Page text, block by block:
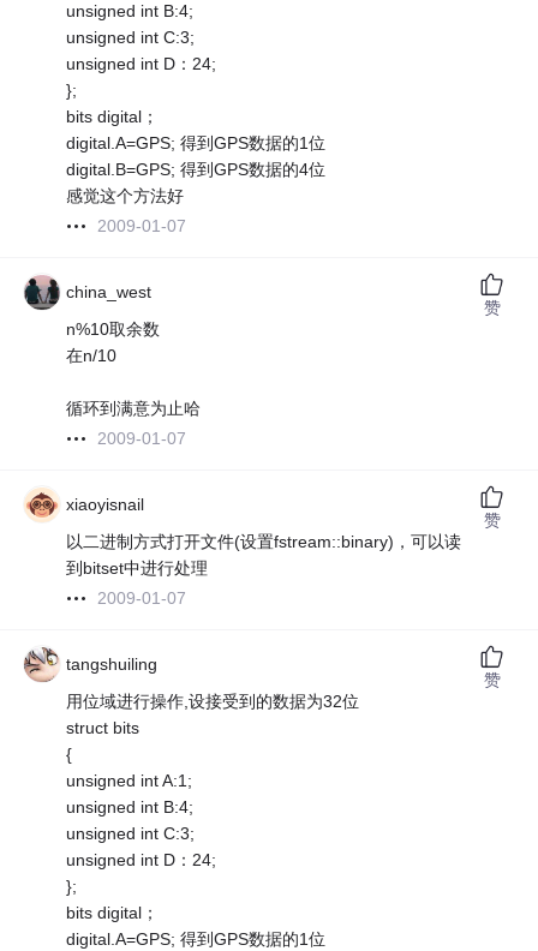
unsigned int B:4;
unsigned int C:3;
unsigned int D：24;
};
bits digital；
digital.A=GPS; 得到GPS数据的1位
digital.B=GPS; 得到GPS数据的4位
感觉这个方法好
2009-01-07
china_west
n%10取余数
在n/10
循环到满意为止哈
2009-01-07
赞
xiaoyisnail
以二进制方式打开文件(设置fstream::binary)，可以读
到bitset中进行处理
2009-01-07
赞
tangshuiling
用位域进行操作,设接受到的数据为32位
struct bits
{
unsigned int A:1;
unsigned int B:4;
unsigned int C:3;
unsigned int D：24;
};
bits digital；
digital.A=GPS; 得到GPS数据的1位
赞